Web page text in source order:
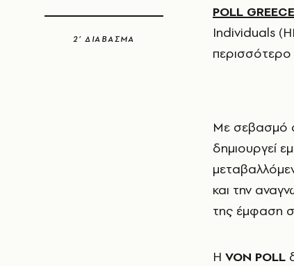
2’ ΔΙΑΒΑΣΜΑ
POLL GREECE
Individuals
Με
δηµιουργεί
και την
της έµφαση
Η VON POLL